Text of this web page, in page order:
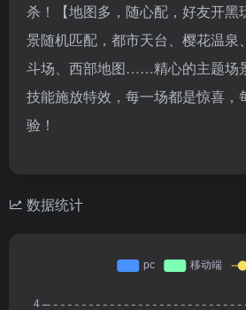
杀！【地图多，随心配，好友开黑
景随机匹配，都市天台、樱花温泉
斗场、西部地图……精心的主题场
技能施放特效，每一场都是惊喜，
验！
数据统计